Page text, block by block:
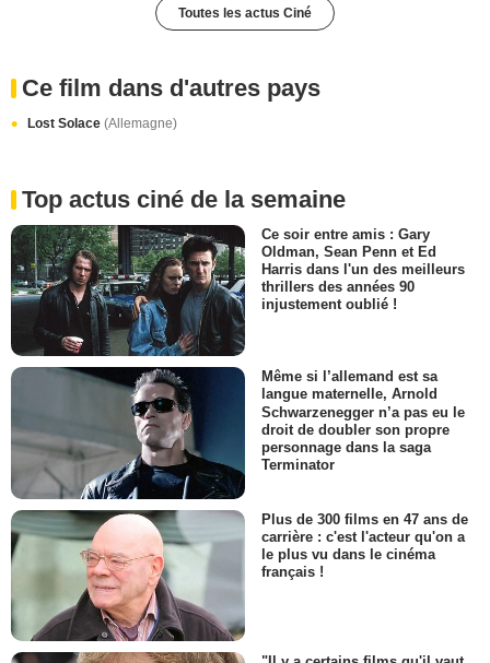
Toutes les actus Ciné
Ce film dans d'autres pays
Lost Solace (Allemagne)
Top actus ciné de la semaine
Ce soir entre amis : Gary
Oldman, Sean Penn et Ed
Harris dans l'un des meilleurs
thrillers des années 90
injustement oublié !
Même si l’allemand est sa
langue maternelle, Arnold
Schwarzenegger n’a pas eu le
droit de doubler son propre
personnage dans la saga
Terminator
Plus de 300 films en 47 ans de
carrière : c'est l'acteur qu'on a
le plus vu dans le cinéma
français !